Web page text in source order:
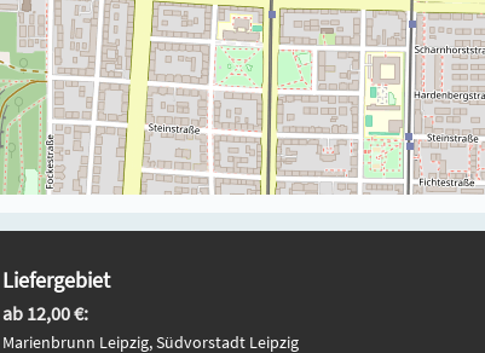
Liefergebiet
ab 12,00 €:
Marienbrunn Leipzig, Südvorstadt Leipzig